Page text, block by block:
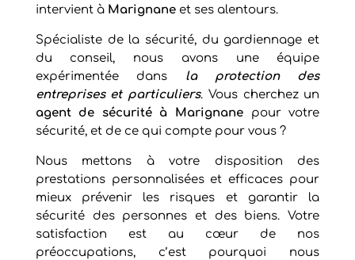
intervient à Marignaneet ses alentours.
Spécialiste de la sécurité, du gardiennage et
du conseil, nous avons une équipe
expérimentée dans la protection des
entreprises et particuliers. Vous cherchez un
agent de sécurité à
Marignane pour votre
sécurité, et de ce qui compte pour vous ?
Nous mettons à votre disposition des
prestations personnalisées et efficaces pour
mieux prévenir les risques et garantir la
sécurité des personnes et des biens. Votre
satisfaction est au cœur de nos
préoccupations, c’est pourquoi nous